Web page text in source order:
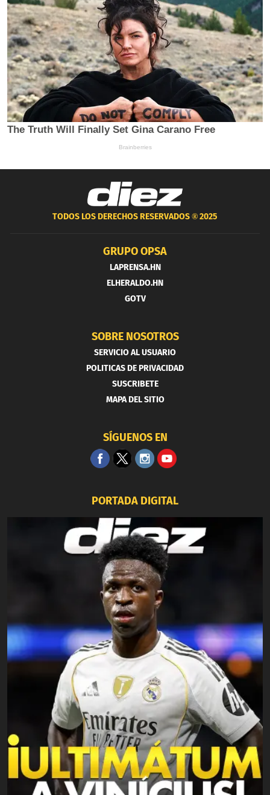
TODOS LOS DERECHOS RESERVADOS ®2025
GRUPO OPSA
LAPRENSA.HN
ELHERALDO.HN
GOTV
SOBRE NOSOTROS
SERVICIO AL USUARIO
POLITICAS DE PRIVACIDAD
SUSCRIBETE
MAPA DEL SITIO
SÍGUENOS EN
PORTADA DIGITAL